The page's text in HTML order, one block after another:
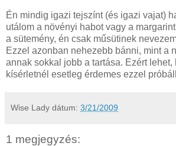
Én mindig igazi tejszínt (és igazi vajat)
utálom a növényi habot vagy a
a sütemény, én csak műsütinek
Ezzel azonban nehezebb bánni, mint a
annak sokkal jobb a tartása. Ezért lehet,
kísérletnél esetleg érdemes ezzel
Wise Lady dátum: 3/21/2009
1 megjegyzés: